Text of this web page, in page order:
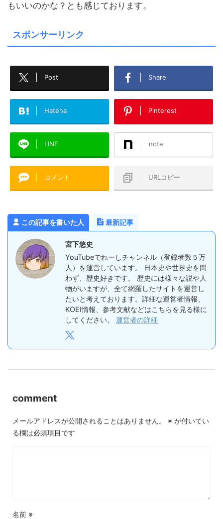
もいいのかな？とも感じております。
スポンサーリンク
Post Share
Hatena Pinterest
LINE note
コメント URLコピー
この記事を書いた人 最新記事
宮下悠史
YouTubeでれーしチャンネル（登録者数５万
人）を運営しています。 日本史や世界史を問
わず、歴史好きです。 歴史には様々な説や人
物がいますが、全て網羅したサイトを運営し
たいと考えております。詳細な運営者情報、
KOEI情報、参考文献などはこちらを見る様に
してください。 運営者の詳細
comment
メールアドレスが公開されることはありません。 ※ が付いてい
る欄は必須項目です
名前 ※